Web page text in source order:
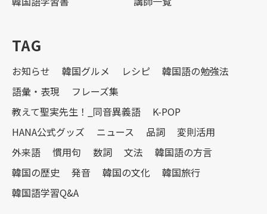
TAG
お知らせ 韓国グルメ レシピ
韓国語の勉強法
語彙・表現
フレーズ集
教えて聖実先生！_同音異義語
K-POP
HANA公式グッズ
ニュース 品詞
変則活用
外来語
慣用句 数詞 文法
韓国語の方言
韓国の歴史
発音 韓国の文化
韓国旅行
韓国語学習Q&A